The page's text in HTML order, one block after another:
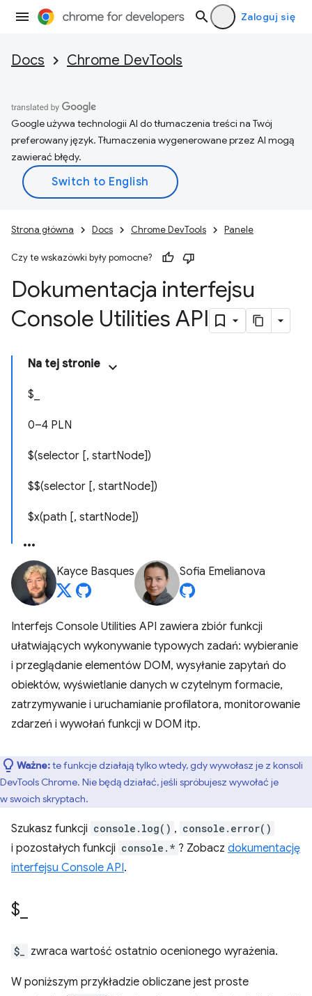
Zaloguj się
Docs Chrome DevTools
Google używa technologii AI do tłumaczenia treści na Twój
preferowany język. Tłumaczenia wygenerowane przez AI mogą
zawierać błędy.
Strona główna Docs Chrome DevTools Panele
Czy te wskazówki były pomocne?
Dokumentacja interfejsu
Console Utilities API
Na tej stronie
$_
0–4 PLN
$(selector [, startNode])
$$(selector [, startNode])
$x(path [, startNode])
Kayce Basques Sofia Emelianova
Interfejs Console Utilities API zawiera zbiór funkcji
ułatwiających wykonywanie typowych zadań: wybieranie
i przeglądanie elementów DOM, wysyłanie zapytań do
obiektów, wyświetlanie danych w czytelnym formacie,
zatrzymywanie i uruchamianie profilatora, monitorowanie
zdarzeń i wywołań funkcji w DOM itp.
Ważne:te funkcje działają tylko wtedy, gdy wywołasz je z konsoli
DevTools Chrome. Nie będą działać, jeśli spróbujesz wywołać je
w swoich skryptach.
Szukasz funkcji console.log() , console.error()
i pozostałych funkcji console.* ? Zobacz dokumentację
interfejsu Console API.
$
$_ zwraca wartość ostatnio ocenionego wyrażenia.
W poniższym przykładzie obliczane jest proste